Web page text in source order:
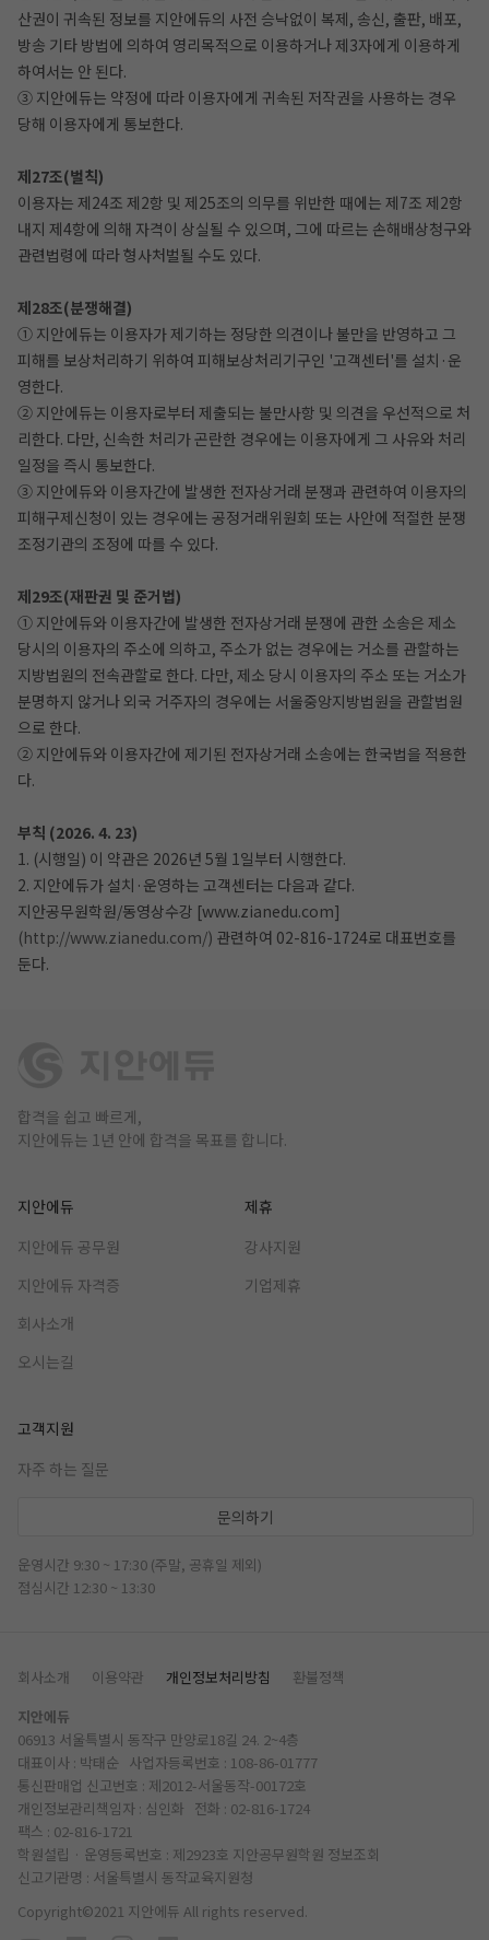
산권이 귀속된 정보를 지안에듀의 사전 승낙없이 복제, 송신, 출판, 배포,
방송 기타 방법에 의하여 영리목적으로 이용하거나 제3자에게 이용하게
하여서는 안 된다.
③ 지안에듀는 약정에 따라 이용자에게 귀속된 저작권을 사용하는 경우
당해 이용자에게 통보한다.
제27조(벌칙)
이용자는 제24조 제2항 및 제25조의 의무를 위반한 때에는 제7조 제2항
내지 제4항에 의해 자격이 상실될 수 있으며, 그에 따르는 손해배상청구와
관련법령에 따라 형사처벌될 수도 있다.
제28조(분쟁해결)
① 지안에듀는 이용자가 제기하는 정당한 의견이나 불만을 반영하고 그
피해를 보상처리하기 위하여 피해보상처리기구인 '고객센터'를 설치·운
영한다.
② 지안에듀는 이용자로부터 제출되는 불만사항 및 의견을 우선적으로 처
리한다. 다만, 신속한 처리가 곤란한 경우에는 이용자에게 그 사유와 처리
일정을 즉시 통보한다.
③ 지안에듀와 이용자간에 발생한 전자상거래 분쟁과 관련하여 이용자의
피해구제신청이 있는 경우에는 공정거래위원회 또는 사안에 적절한 분쟁
조정기관의 조정에 따를 수 있다.
제29조(재판권 및 준거법)
① 지안에듀와 이용자간에 발생한 전자상거래 분쟁에 관한 소송은 제소
당시의 이용자의 주소에 의하고, 주소가 없는 경우에는 거소를 관할하는
지방법원의 전속관할로 한다. 다만, 제소 당시 이용자의 주소 또는 거소가
분명하지 않거나 외국 거주자의 경우에는 서울중앙지방법원을 관할법원
으로 한다.
② 지안에듀와 이용자간에 제기된 전자상거래 소송에는 한국법을 적용한
다.
부칙 (2026. 4. 23)
1. (시행일) 이 약관은 2026년 5월 1일부터 시행한다.
2. 지안에듀가 설치·운영하는 고객센터는 다음과 같다.
지안공무원학원/동영상수강 [www.zianedu.com]
(http://www.zianedu.com/) 관련하여 02-816-1724로 대표번호를
둔다.
합격을 쉽고 빠르게,
지안에듀는 1년 안에 합격을 목표를 합니다.
지안에듀
지안에듀 공무원
지안에듀 자격증
회사소개
오시는길
제휴
강사지원
기업제휴
고객지원
자주 하는 질문
문의하기
운영시간 9:30 ~ 17:30 (주말, 공휴일 제외)
점심시간 12:30 ~ 13:30
회사소개 이용약관 개인정보처리방침
환불정책
지안에듀
06913 서울특별시 동작구 만양로18길 24. 2~4층
대표이사 : 박태순 사업자등록번호 : 108-86-01777
통신판매업 신고번호 : 제2012-서울동작-00172호
개인정보관리책임자 : 심인화 전화 : 02-816-1724
팩스 : 02-816-1721
학원설립 · 운영등록번호 : 제2923호 지안공무원학원 정보조회
신고기관명 : 서울특별시 동작교육지원청
Copyright©2021 지안에듀 All rights reserved.